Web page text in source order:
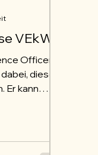
VEkWH
Officer
diesen
Er kann